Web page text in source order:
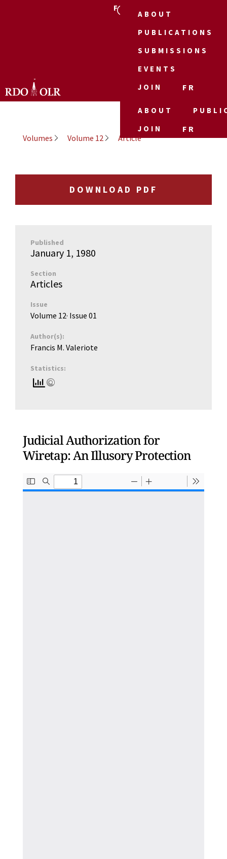
FR
ABOUT
PUBLICATIONS
SUBMISSIONS
EVENTS
JOIN
FR
ABOUT
JOIN
FR
Volumes
Volume 12 Article
Judicial Authorization for
Wiretap: An Illusory Protection
DOWNLOAD PDF
Published
January 1, 1980
Section
Articles
Issue
Volume 12· Issue 01
Author(s):
Francis M. Valeriote
Statistics: